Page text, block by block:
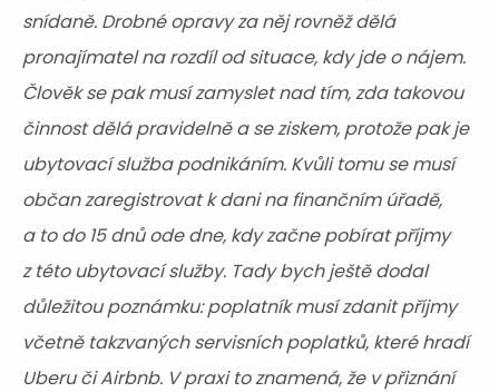
snídaně. Drobné opravy za něj rovněž dělá
pronajímatel na rozdíl od situace, kdy jde o nájem.
Člověk se pak musí zamyslet nad tím, zda takovou
činnost dělá pravidelně a se ziskem, protože pak je
ubytovací služba podnikáním. Kvůli tomu se musí
občan zaregistrovat k dani na finančním úřadě,
a to do 15 dnů ode dne, kdy začne pobírat příjmy
z této ubytovací služby. Tady bych ještě dodal
důležitou poznámku: poplatník musí zdanit příjmy
včetně takzvaných servisních poplatků, které hradí
Uberu či Airbnb. V praxi to znamená, že v přiznání